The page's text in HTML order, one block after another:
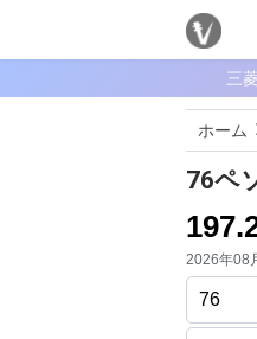
三
ホーム
76ペ
2026年08